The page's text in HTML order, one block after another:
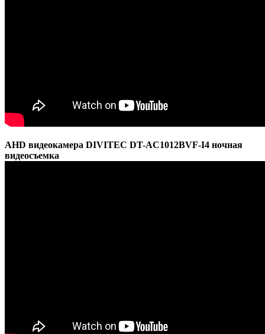
AHD видеокамера DIVITEC DT-AC1012BVF-I4 ночная
видеосъемка